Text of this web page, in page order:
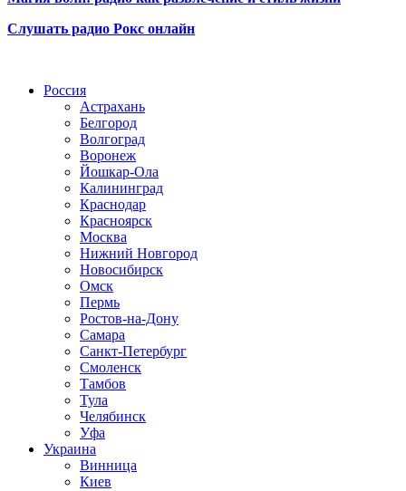
Слушать радио Рокс онлайн
Россия
Астрахань
Белгород
Волгоград
Воронеж
Йошкар-Ола
Калининград
Краснодар
Красноярск
Москва
Нижний Новгород
Новосибирск
Омск
Пермь
Ростов-на-Дону
Самара
Санкт-Петербург
Смоленск
Тамбов
Тула
Челябинск
Уфа
Украина
Винница
Киев